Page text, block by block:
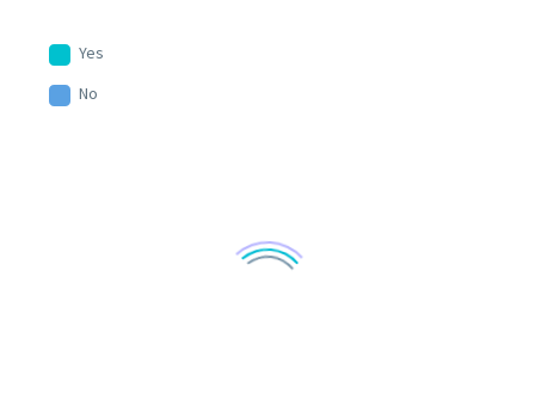
Yes
No